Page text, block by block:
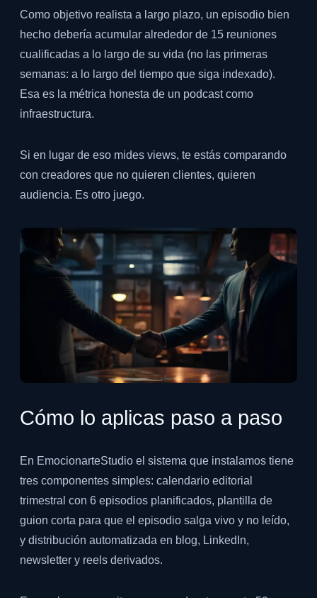
Como objetivo realista a largo plazo, un episodio bien
hecho debería acumular alrededor de 15 reuniones
cualificadas a lo largo de su vida (no las primeras
semanas: a lo largo del tiempo que siga indexado).
Esa es la métrica honesta de un podcast como
infraestructura.
Si en lugar de eso mides views, te estás comparando
con creadores que no quieren clientes, quieren
audiencia. Es otro juego.
Cómo lo aplicas paso a paso
En EmocionarteStudio el sistema que instalamos tiene
tres componentes simples: calendario editorial
trimestral con 6 episodios planificados, plantilla de
guion corta para que el episodio salga vivo y no leído,
y distribución automatizada en blog, LinkedIn,
newsletter y reels derivados.